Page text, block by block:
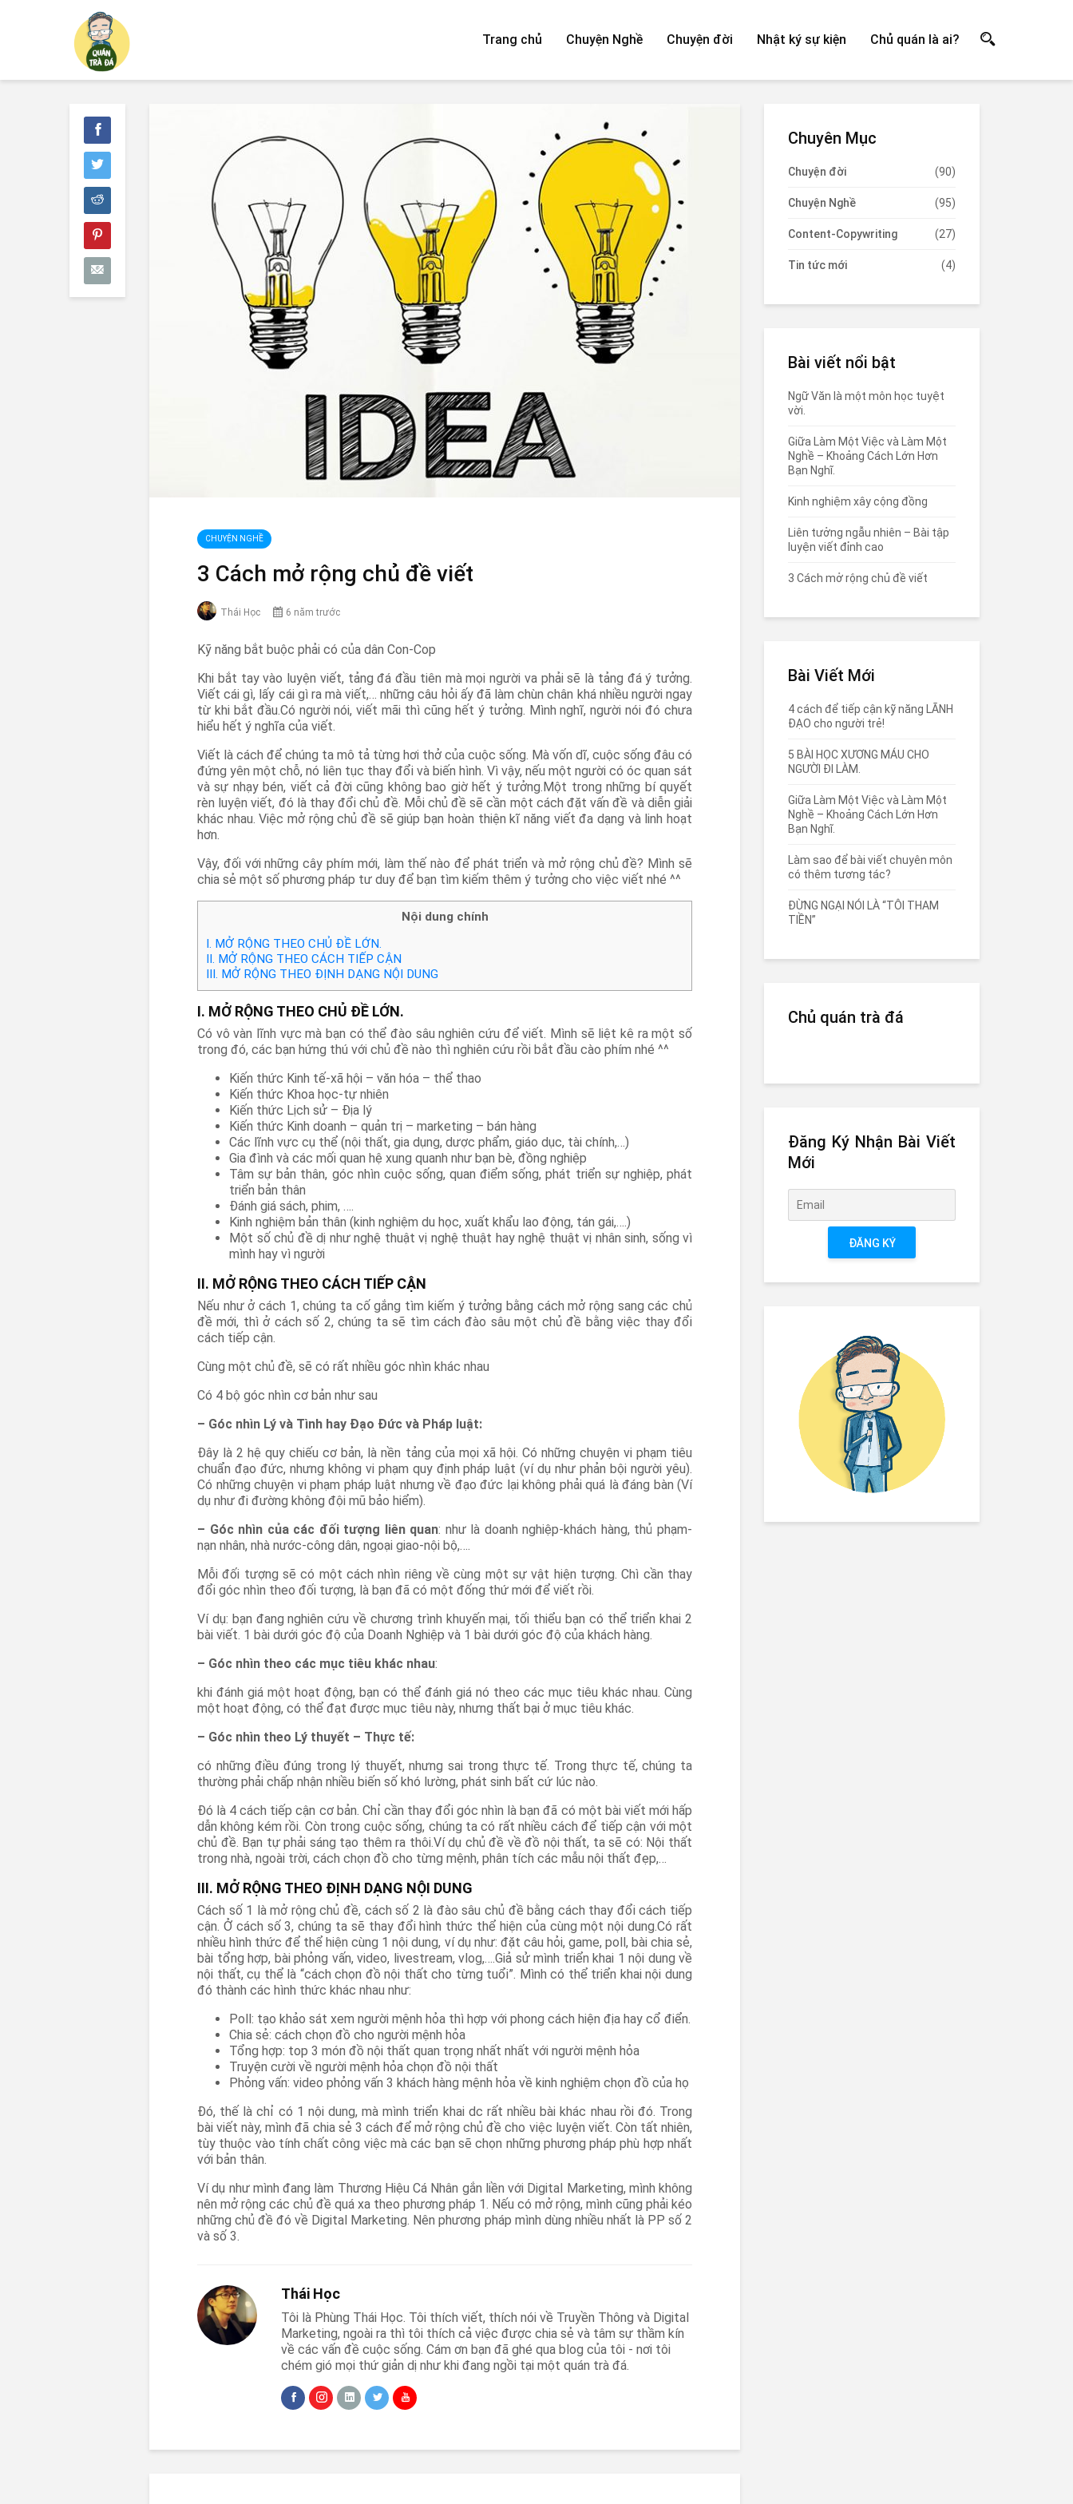
Trang chủ Chuyện Nghề Chuyện đời Nhật ký sự kiện Chủ quán là ai?
CHUYỆN NGHỀ
3 Cách mở rộng chủ đề viết
Thái Học 6 năm trước
Kỹ năng bắt buộc phải có của dân Con-Cop
Khi bắt tay vào luyện viết, tảng đá đầu tiên mà mọi người va phải sẽ là tảng đá ý tưởng.
Viết cái gì, lấy cái gì ra mà viết,… những câu hỏi ấy đã làm chùn chân khá nhiều người ngay
từ khi bắt đầu.Có người nói, viết mãi thì cũng hết ý tưởng. Mình nghĩ, người nói đó chưa
hiểu hết ý nghĩa của viết.
Viết là cách để chúng ta mô tả từng hơi thở của cuộc sống. Mà vốn dĩ, cuộc sống đâu có
đứng yên một chỗ, nó liên tục thay đổi và biến hình. Vì vậy, nếu một người có óc quan sát
và sự nhạy bén, viết cả đời cũng không bao giờ hết ý tưởng.Một trong những bí quyết
rèn luyện viết, đó là thay đổi chủ đề. Mỗi chủ đề sẽ cần một cách đặt vấn đề và diễn giải
khác nhau. Việc mở rộng chủ đề sẽ giúp bạn hoàn thiện kĩ năng viết đa dạng và linh hoạt
hơn.
Vậy, đối với những cây phím mới, làm thế nào để phát triển và mở rộng chủ đề? Mình sẽ
chia sẻ một số phương pháp tư duy để bạn tìm kiếm thêm ý tưởng cho việc viết nhé ^^
Nội dung chính
I. MỞ RỘNG THEO CHỦ ĐỀ LỚN.
II. MỞ RỘNG THEO CÁCH TIẾP CẬN
III. MỞ RỘNG THEO ĐỊNH DẠNG NỘI DUNG
I. MỞ RỘNG THEO CHỦ ĐỀ LỚN.
Có vô vàn lĩnh vực mà bạn có thể đào sâu nghiên cứu để viết. Mình sẽ liệt kê ra một số
trong đó, các bạn hứng thú với chủ đề nào thì nghiên cứu rồi bắt đầu cào phím nhé ^^
Kiến thức Kinh tế-xã hội – văn hóa – thể thao
Kiến thức Khoa học-tự nhiên
Kiến thức Lịch sử – Địa lý
Kiến thức Kinh doanh – quản trị – marketing – bán hàng
Các lĩnh vực cụ thể (nội thất, gia dụng, dược phẩm, giáo dục, tài chính,…)
Gia đình và các mối quan hệ xung quanh như bạn bè, đồng nghiệp
Tâm sự bản thân, góc nhìn cuộc sống, quan điểm sống, phát triển sự nghiệp, phát
triển bản thân
Đánh giá sách, phim, ….
Kinh nghiệm bản thân (kinh nghiệm du học, xuất khẩu lao động, tán gái,….)
Một số chủ đề dị như nghệ thuật vị nghệ thuật hay nghệ thuật vị nhân sinh, sống vì
mình hay vì người
II. MỞ RỘNG THEO CÁCH TIẾP CẬN
Nếu như ở cách 1, chúng ta cố gắng tìm kiếm ý tưởng bằng cách mở rộng sang các chủ
đề mới, thì ở cách số 2, chúng ta sẽ tìm cách đào sâu một chủ đề bằng việc thay đổi
cách tiếp cận.
Cùng một chủ đề, sẽ có rất nhiều góc nhìn khác nhau
Có 4 bộ góc nhìn cơ bản như sau
– Góc nhìn Lý và Tình hay Đạo Đức và Pháp luật:
Đây là 2 hệ quy chiếu cơ bản, là nền tảng của mọi xã hội. Có những chuyện vi phạm tiêu
chuẩn đạo đức, nhưng không vi phạm quy định pháp luật (ví dụ như phản bội người yêu).
Có những chuyện vi phạm pháp luật nhưng về đạo đức lại không phải quá là đáng bàn (Ví
dụ như đi đường không đội mũ bảo hiểm).
– Góc nhìn của các đối tượng liên quan: như là doanh nghiệp-khách hàng, thủ phạm-
nạn nhân, nhà nước-công dân, ngoại giao-nội bộ,….
Mỗi đối tượng sẽ có một cách nhìn riêng về cùng một sự vật hiện tượng. Chì cần thay
đổi góc nhìn theo đối tượng, là bạn đã có một đống thứ mới để viết rồi.
Ví dụ: bạn đang nghiên cứu về chương trình khuyến mại, tối thiểu bạn có thể triển khai 2
bài viết. 1 bài dưới góc độ của Doanh Nghiệp và 1 bài dưới góc độ của khách hàng.
– Góc nhìn theo các mục tiêu khác nhau:
khi đánh giá một hoạt động, bạn có thể đánh giá nó theo các mục tiêu khác nhau. Cùng
một hoạt động, có thể đạt được mục tiêu này, nhưng thất bại ở mục tiêu khác.
– Góc nhìn theo Lý thuyết – Thực tế:
có những điều đúng trong lý thuyết, nhưng sai trong thực tế. Trong thực tế, chúng ta
thường phải chấp nhận nhiều biến số khó lường, phát sinh bất cứ lúc nào.
Đó là 4 cách tiếp cận cơ bản. Chỉ cần thay đổi góc nhìn là bạn đã có một bài viết mới hấp
dẫn không kém rồi. Còn trong cuộc sống, chúng ta có rất nhiều cách để tiếp cận với một
chủ đề. Bạn tự phải sáng tạo thêm ra thôi.Ví dụ chủ đề về đồ nội thất, ta sẽ có: Nội thất
trong nhà, ngoài trời, cách chọn đồ cho từng mệnh, phân tích các mẫu nội thất đẹp,…
III. MỞ RỘNG THEO ĐỊNH DẠNG NỘI DUNG
Cách số 1 là mở rộng chủ đề, cách số 2 là đào sâu chủ đề bằng cách thay đổi cách tiếp
cận. Ở cách số 3, chúng ta sẽ thay đổi hình thức thể hiện của cùng một nội dung.Có rất
nhiều hình thức để thể hiện cùng 1 nội dung, ví dụ như: đặt câu hỏi, game, poll, bài chia sẻ,
bài tổng hợp, bài phỏng vấn, video, livestream, vlog,….Giả sử mình triển khai 1 nội dung về
nội thất, cụ thể là “cách chọn đồ nội thất cho từng tuổi”. Mình có thể triển khai nội dung
đó thành các hình thức khác nhau như:
Poll: tạo khảo sát xem người mệnh hỏa thì hợp với phong cách hiện địa hay cổ điển.
Chia sẻ: cách chọn đồ cho người mệnh hỏa
Tổng hợp: top 3 món đồ nội thất quan trọng nhất nhất với người mệnh hỏa
Truyện cười về người mệnh hỏa chọn đồ nội thất
Phỏng vấn: video phỏng vấn 3 khách hàng mệnh hỏa về kinh nghiệm chọn đồ của họ
Đó, thế là chỉ có 1 nội dung, mà mình triển khai dc rất nhiều bài khác nhau rồi đó. Trong
bài viết này, mình đã chia sẻ 3 cách để mở rộng chủ đề cho việc luyện viết. Còn tất nhiên,
tùy thuộc vào tính chất công việc mà các bạn sẽ chọn những phương pháp phù hợp nhất
với bản thân.
Ví dụ như mình đang làm Thương Hiệu Cá Nhân gắn liền với Digital Marketing, mình không
nên mở rộng các chủ đề quá xa theo phương pháp 1. Nếu có mở rộng, mình cũng phải kéo
những chủ đề đó về Digital Marketing. Nên phương pháp mình dùng nhiều nhất là PP số 2
và số 3.
Thái Học
Tôi là Phùng Thái Học. Tôi thích viết, thích nói về Truyền Thông và Digital
Marketing, ngoài ra thì tôi thích cả việc được chia sẻ và tâm sự thầm kín
về các vấn đề cuộc sống. Cám ơn bạn đã ghé qua blog của tôi - nơi tôi
chém gió mọi thứ giản dị như khi đang ngồi tại một quán trà đá.
Chuyên Mục
Chuyện đời (90)
Chuyện Nghề (95)
Content-Copywriting (27)
Tin tức mới (4)
Bài viết nổi bật
Ngữ Văn là một môn học tuyệt
vời.
Giữa Làm Một Việc và Làm Một
Nghề – Khoảng Cách Lớn Hơn
Bạn Nghĩ.
Kinh nghiệm xây cộng đồng
Liên tưởng ngẫu nhiên – Bài tập
luyện viết đỉnh cao
3 Cách mở rộng chủ đề viết
Bài Viết Mới
4 cách để tiếp cận kỹ năng LÃNH
ĐẠO cho người trẻ!
5 BÀI HỌC XƯƠNG MÁU CHO
NGƯỜI ĐI LÀM.
Giữa Làm Một Việc và Làm Một
Nghề – Khoảng Cách Lớn Hơn
Bạn Nghĩ.
Làm sao để bài viết chuyên môn
có thêm tương tác?
ĐỪNG NGẠI NÓI LÀ “TÔI THAM
TIỀN”
Chủ quán trà đá
Đăng Ký Nhận Bài Viết
Mới